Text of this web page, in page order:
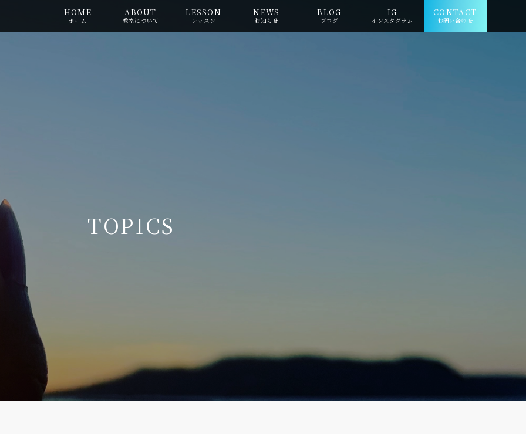
HOME
ホーム
ABOUT
教室について
LESSON
レッスン
NEWS
お知らせ
BLOG
ブログ
IG
インスタグラム
CONTACT
お問い合わせ
TOPICS